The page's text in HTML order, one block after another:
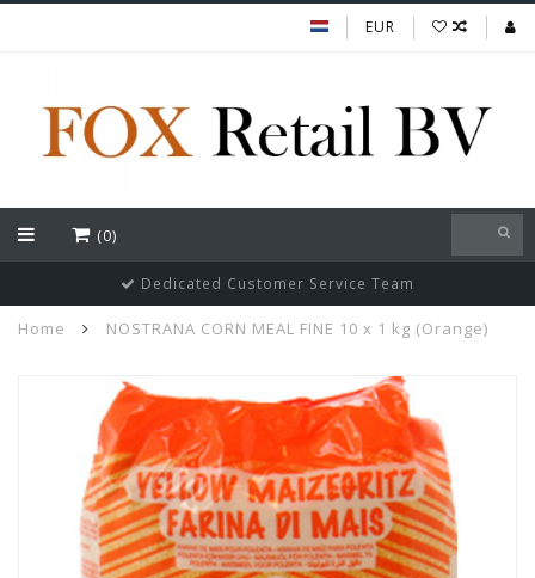
EUR
(0)
Dedicated Customer Service Team
Home NOSTRANA CORN MEAL FINE 10 x 1 kg (Orange)